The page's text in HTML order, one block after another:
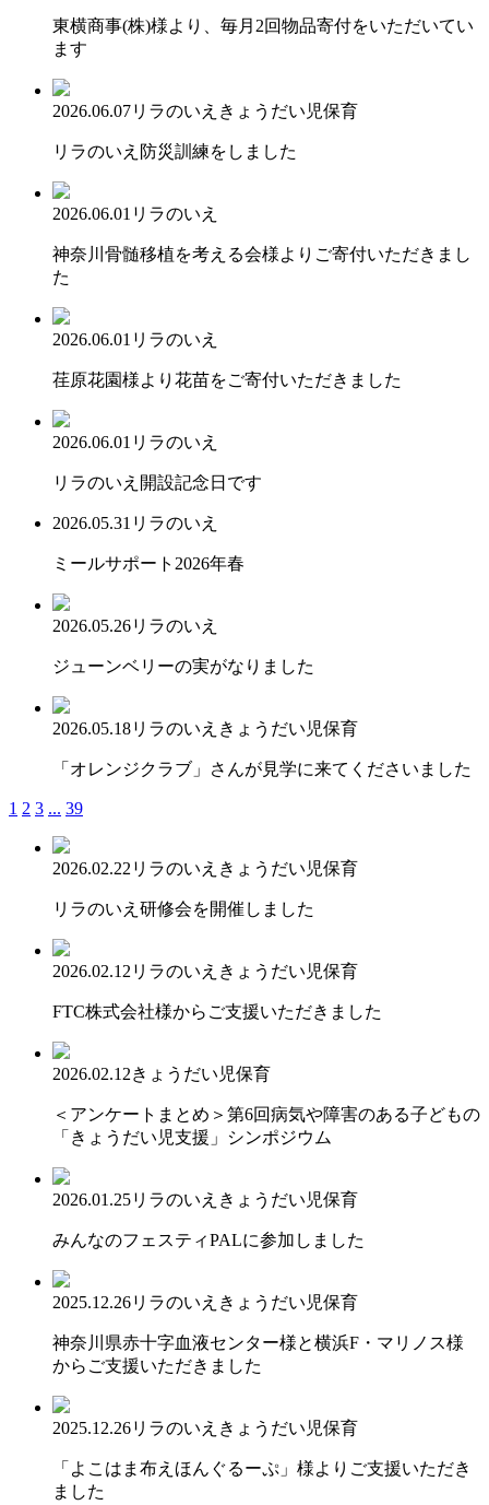
東横商事(株)様より、毎月2回物品寄付をいただいてい
ます
2026.06.07リラのいえ きょうだい児保育
リラのいえ防災訓練をしました
2026.06.01 リラのいえ
神奈川骨髄移植を考える会様よりご寄付いただきまし
た
2026.06.01 リラのいえ
荏原花園様より花苗をご寄付いただきました
2026.06.01 リラのいえ
リラのいえ開設記念日です
2026.05.31 リラのいえ
ミールサポート2026年春
2026.05.26リラのいえ
ジューンベリーの実がなりました
2026.05.18リラのいえ きょうだい児保育
「オレンジクラブ」さんが見学に来てくださいました
1 2 3 ... 39
2026.02.22 リラのいえ きょうだい児保育
リラのいえ研修会を開催しました
2026.02.12 リラのいえ きょうだい児保育
FTC株式会社様からご支援いただきました
2026.02.12きょうだい児保育
＜アンケートまとめ＞第6回病気や障害のある子どもの
「きょうだい児支援」シンポジウム
2026.01.25リラのいえ きょうだい児保育
みんなのフェスティPALに参加しました
2025.12.26リラのいえ きょうだい児保育
神奈川県赤十字血液センター様と横浜F・マリノス様
からご支援いただきました
2025.12.26リラのいえ きょうだい児保育
「よこはま布えほんぐるーぷ」様よりご支援いただき
ました